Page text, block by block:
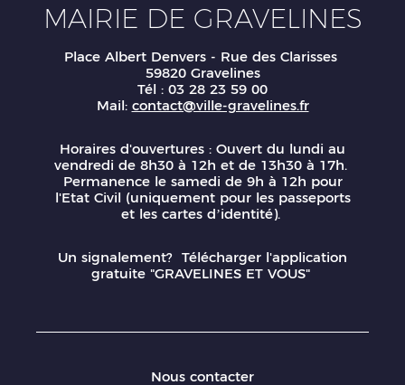
MAIRIE DE GRAVELINES
Place Albert Denvers - Rue des Clarisses
59820 Gravelines
Tél : 03 28 23 59 00
Mail: contact@ville-gravelines.fr
Horaires d'ouvertures : Ouvert du lundi au
vendredi de 8h30 à 12h et de 13h30 à 17h.
Permanence le samedi de 9h à 12h pour
l'Etat Civil (uniquement pour les passeports
et les cartes d’identité).
Un signalement? Télécharger l'application
gratuite "GRAVELINES ET VOUS"
Nous contacter